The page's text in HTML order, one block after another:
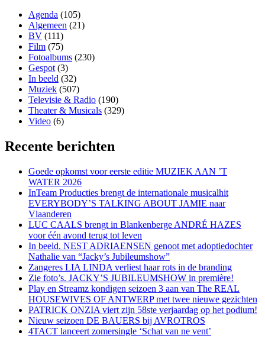
Agenda (105)
Algemeen (21)
BV (111)
Film (75)
Fotoalbums (230)
Gespot (3)
In beeld (32)
Muziek (507)
Televisie & Radio (190)
Theater & Musicals (329)
Video (6)
Recente berichten
Goede opkomst voor eerste editie MUZIEK AAN ’T
WATER 2026
InTeam Producties brengt de internationale musicalhit
EVERYBODY’S TALKING ABOUT JAMIE naar
Vlaanderen
LUC CAALS brengt in Blankenberge ANDRÉ HAZES
voor één avond terug tot leven
In beeld. NEST ADRIAENSEN genoot met adoptiedochter
Nathalie van “Jacky’s Jubileumshow”
Zangeres LIA LINDA verliest haar rots in de branding
Zie foto’s. JACKY’S JUBILEUMSHOW in première!
Play en Streamz kondigen seizoen 3 aan van The REAL
HOUSEWIVES OF ANTWERP met twee nieuwe gezichten
PATRICK ONZIA viert zijn 58ste verjaardag op het podium!
Nieuw seizoen DE BAUERS bij AVROTROS
4TACT lanceert zomersingle ‘Schat van ne vent’